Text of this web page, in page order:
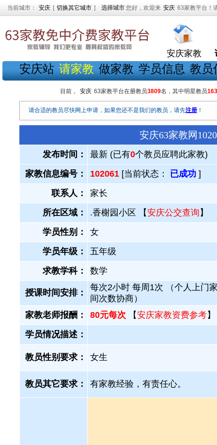
当前城市： 安庆 [ 切换其它城市 ] 选择城市 您好，欢迎来 安庆 63家教平台！
安庆家教
安庆站 请家教 做家教 学员信息 教员
目前， 安庆 63家教平台在册教员3809名，其中明星教员163
请合适的教员尽快网上申请，如果您还不是我们的教员，请先注册 ！
安庆63家教网
发布时间： 最新 (已有0个教员应聘此家教)
家教信息编号：
102061 [当前状态： 已成功 ]
联系人：
家长
所在区域：
.香榭园小区 【安庆公交查询 】
学员性别：
女
学员年级：
五年级
求教学科：
数学
授课时间安排：
每次2小时 每周1次 （个人上门
间次数协商）
家教老师报酬：
80元每次 【安庆家教资费参考】
学员情况描述：
教员性别要求： 女生
教员其它要求： 有家教经验，有责任心。